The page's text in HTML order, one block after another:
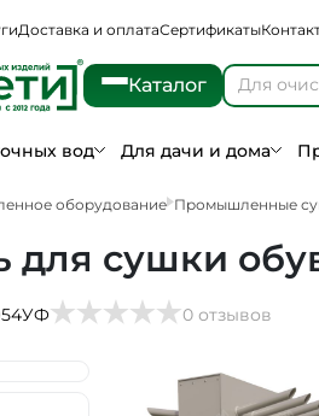
Доставка и оплатаСертификаты
Каталог
вод Для дачи и дома
оборудование Промышленные
для сушки
0 отзывов